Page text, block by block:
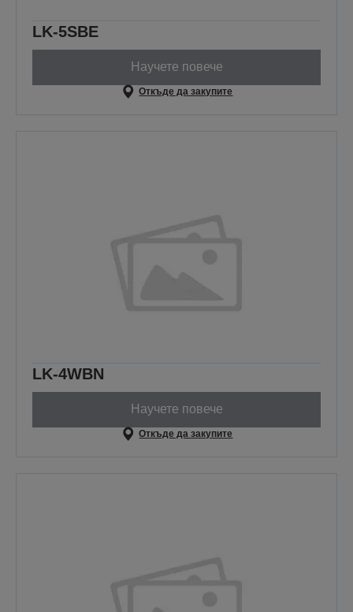
LK-5SBE
Научете повече
Откъде да закупите
LK-4WBN
Научете повече
Откъде да закупите